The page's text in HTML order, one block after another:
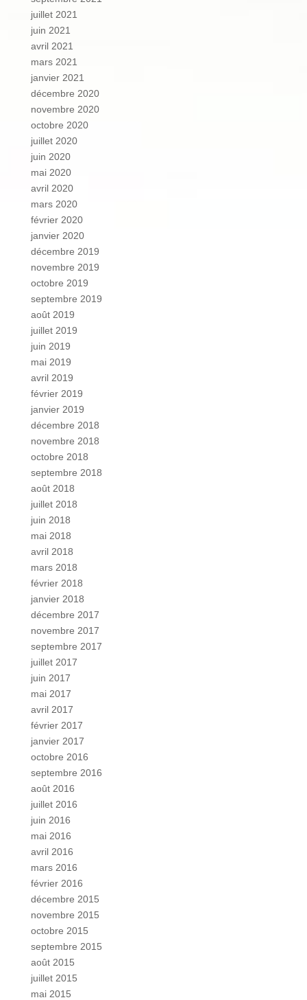
juillet 2021
juin 2021
avril 2021
mars 2021
janvier 2021
décembre 2020
novembre 2020
octobre 2020
juillet 2020
juin 2020
mai 2020
avril 2020
mars 2020
février 2020
janvier 2020
décembre 2019
novembre 2019
octobre 2019
septembre 2019
août 2019
juillet 2019
juin 2019
mai 2019
avril 2019
février 2019
janvier 2019
décembre 2018
novembre 2018
octobre 2018
septembre 2018
août 2018
juillet 2018
juin 2018
mai 2018
avril 2018
mars 2018
février 2018
janvier 2018
décembre 2017
novembre 2017
septembre 2017
juillet 2017
juin 2017
mai 2017
avril 2017
février 2017
janvier 2017
octobre 2016
septembre 2016
août 2016
juillet 2016
juin 2016
mai 2016
avril 2016
mars 2016
février 2016
décembre 2015
novembre 2015
octobre 2015
septembre 2015
août 2015
juillet 2015
mai 2015